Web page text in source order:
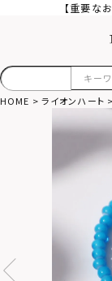
【重要な
HOME ライオンハート